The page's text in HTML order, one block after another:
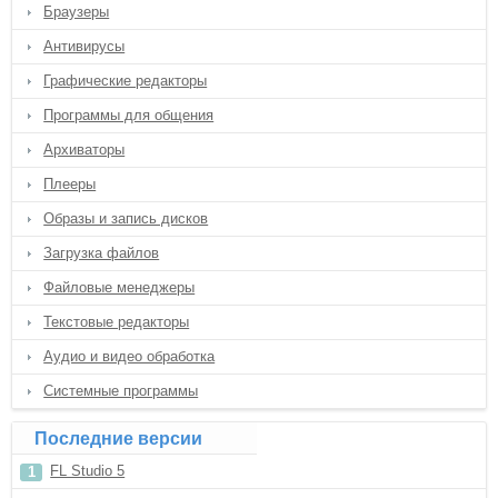
Браузеры
Антивирусы
Графические редакторы
Программы для общения
Архиваторы
Плееры
Образы и запись дисков
Загрузка файлов
Файловые менеджеры
Текстовые редакторы
Аудио и видео обработка
Системные программы
Последние версии
FL Studio 5